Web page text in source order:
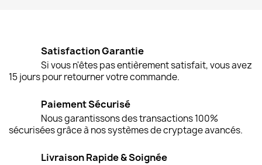
Satisfaction Garantie
Si vous n'êtes pas entièrement satisfait, vous avez
15 jours pour retourner votre commande.
Paiement Sécurisé
Nous garantissons des transactions 100%
sécurisées grâce à nos systèmes de cryptage avancés.
Livraison Rapide & Soignée